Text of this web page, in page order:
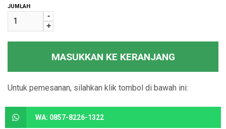
JUMLAH
-
+
MASUKKAN KE KERANJANG
Untuk pemesanan, silahkan klik tombol di bawah ini:
WA: 0857-8226-1322